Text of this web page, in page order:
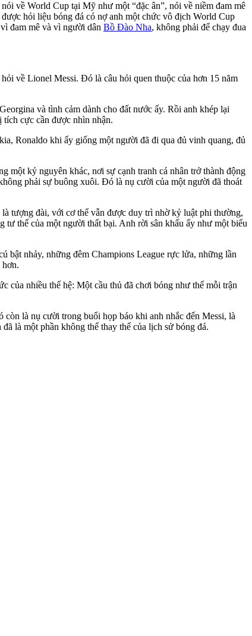
về World Cup tại Mỹ như một “đặc ân”, nói về niềm đam mê
hỏi liệu bóng đá có nợ anh một chức vô địch World Cup
đam mê và vì người dân Bồ Đào Nha, không phải để chạy đua
về Lionel Messi. Đó là câu hỏi quen thuộc của hơn 15 năm
và tình cảm dành cho đất nước ấy. Rồi anh khép lại
tích cực cần được nhìn nhận.
Ronaldo khi ấy giống một người đã đi qua đủ vinh quang, đủ
một kỷ nguyên khác, nơi sự cạnh tranh cá nhân trở thành động
phải sự buông xuôi. Đó là nụ cười của một người đã thoát
tượng đài, với cơ thể vẫn được duy trì nhờ kỷ luật phi thường,
thế của một người thất bại. Anh rời sân khấu ấy như một biểu
bật nhảy, những đêm Champions League rực lửa, những lần
hơn.
của nhiều thế hệ: Một cầu thủ đã chơi bóng như thể mỗi trận
là nụ cười trong buổi họp báo khi anh nhắc đến Messi, là
là một phần không thể thay thế của lịch sử bóng đá.